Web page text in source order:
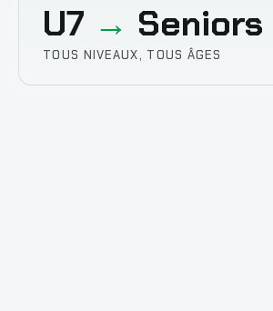
U7 → Seniors
TOUS NIVEAUX, TOUS ÂGES